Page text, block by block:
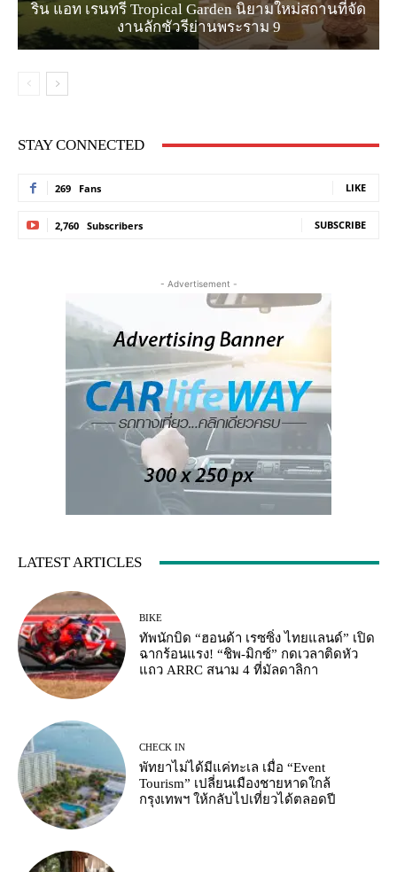
ริน แอท เรนทรี Tropical Garden นิยามใหม่สถานที่จัด
งานลักชัวรีย่านพระราม 9
STAY CONNECTED
269 Fans LIKE
2,760 Subscribers SUBSCRIBE
- Advertisement -
LATEST ARTICLES
BIKE
ทัพนักบิด “ฮอนด้า เรซซิ่ง ไทยแลนด์” เปิด
ฉากร้อนแรง! “ชิพ-มิกซ์” กดเวลาติดหัว
แถว ARRC สนาม 4 ที่มัลดาลิกา
CHECK IN
พัทยาไม่ได้มีแค่ทะเล เมื่อ “Event
Tourism” เปลี่ยนเมืองชายหาดใกล้
กรุงเทพฯ ให้กลับไปเที่ยวได้ตลอดปี